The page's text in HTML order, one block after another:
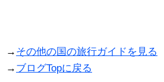
→ その他の国の旅行ガイドを見る
→ ブログTopに戻る